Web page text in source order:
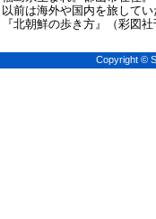
以前は海外や国内を旅して
『北朝鮮の歩き方』（彩図社
Copyright ©